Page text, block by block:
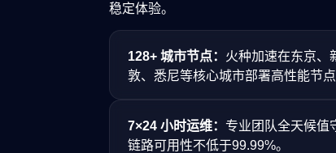
稳定体验。
128+ 城市节点： 火种加速在东京、
敦、悉尼等核心城市部署高性能节
7×24 小时运维：专业团队全天候值
链路可用性不低于99.99%。